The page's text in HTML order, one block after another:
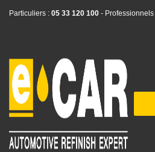
Particuliers : 05 33 120 100 - Professionnels